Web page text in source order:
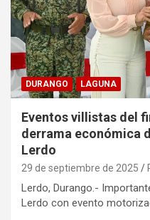
DURANGO LAGUNA
Eventos villistas del
derrama económica
Lerdo
29 de septiembre de 2025
Lerdo, Durango.-
Lerdo con evento